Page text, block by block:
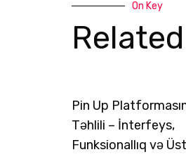
On Key
Pin Up
Təhlili – İnterfeys,
Funksionallıq və